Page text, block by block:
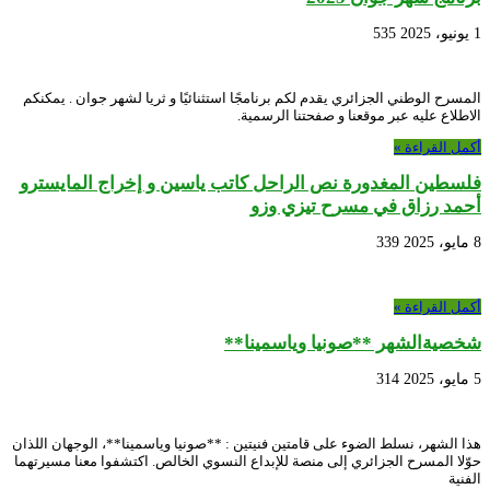
1 يونيو، 2025 535
المسرح الوطني الجزائري يقدم لكم برنامجًا استثنائيًا و ثريا لشهر جوان . يمكنكم
الاطلاع عليه عبر موقعنا و صفحتنا الرسمية.
أكمل القراءة »
فلسطين المغدورة نص الراحل كاتب ياسين و إخراج المايسترو
أحمد رزاق في مسرح تيزي وزو
8 مايو، 2025 339
أكمل القراءة »
شخصيةالشهر **صونيا وياسمينا**
5 مايو، 2025 314
هذا الشهر، نسلط الضوء على قامتين فنيتين : **صونيا وياسمينا**، الوجهان اللذان
حوّلا المسرح الجزائري إلى منصة للإبداع النسوي الخالص. اكتشفوا معنا مسيرتهما
الفنية